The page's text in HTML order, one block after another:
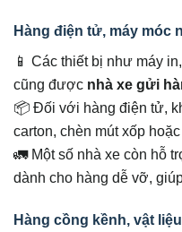
Hàng điện tử, máy móc
📱 Các thiết bị như máy
cũng được nhà xe gửi
📦 Đối với hàng điện tử,
carton, chèn mút xốp
🚛 Một số nhà xe còn hỗ
dành cho hàng dễ vỡ,
Hàng cồng kềnh, vật